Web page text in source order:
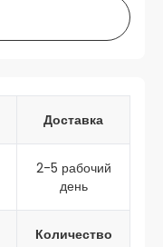
Доставка
2-5 рабочий
день
Количество